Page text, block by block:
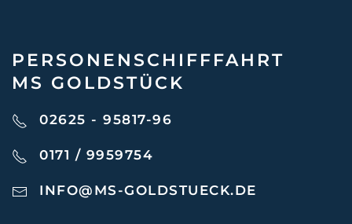
PERSONEN­SCHIFF­FAHRT
MS GOLDSTÜCK
02625 - 95817-96
0171 / 9959754
INFO@MS-GOLDSTUECK.DE